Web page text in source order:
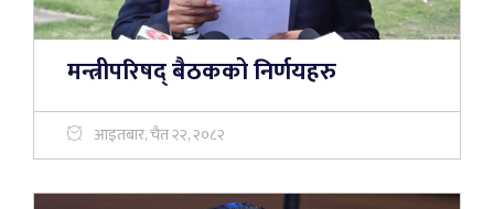
मन्त्रीपरिषद् बैठकको निर्णयहरु
आइतबार, चैत २२, २०८२